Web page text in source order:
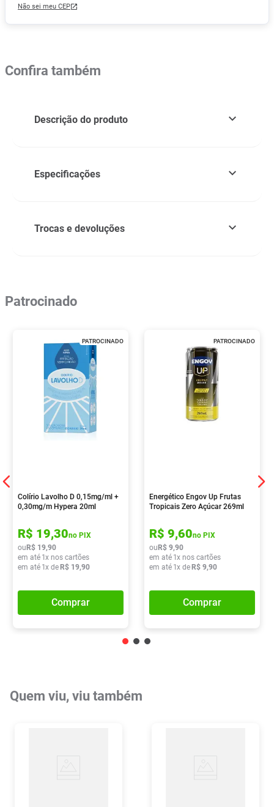
Não sei meu CEP
Confira também
Descrição do produto
Especificações
Trocas e devoluções
Patrocinado
PATROCINADO
Colírio Lavolho D 0,15mg/ml +
0,30mg/m Hypera 20ml
R$ 19,30no PIX
ou R$ 19,90
em até 1x nos cartões
em até 1x de R$ 19,90
Comprar
PATROCINADO
Energético Engov Up Frutas
Tropicais Zero Açúcar 269ml
R$ 9,60no PIX
ou R$ 9,90
em até 1x nos cartões
em até 1x de R$ 9,90
Comprar
Quem viu, viu também